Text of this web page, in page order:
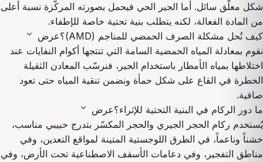
شكل معلّق سائل. أما الجير الحي فيحمل بصورته المركّزة نسبة أعلى
من المادة الفعالة، لكنه يتطلب بنية تحتية خاصة للإطفاء.
كيف تُحل مشكلة الصرف الحمضي للمناجم (AMD)؟
عرض expand_more
نقوم بمعادلة المياه الحمضية السامة التي تنتجها أكوام النفايات عند
اختلاطها بمياه الأمطار باستخدام الجير، فنرسّب المعادن الثقيلة
الخطرة في القاع على شكل حمأة ونضمن تنقية المياه حتى تعود
صافية.
ما دور الركام في البنية التحتية للإثراء؟عرض expand_more
يُستخدم ركام الحجر الجيري والحجر المكسّر بتدرج حبيبي مناسب،
خشناً وناعماً، في الطرق اللوجستية المتينة لمواقع التعدين، وفي
مناطق التفجير، وفي دعامات الأسقف الاصطناعية تحت الأرض، وفي